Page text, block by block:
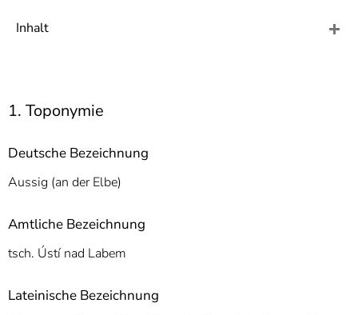
Inhalt
1. Toponymie
Deutsche Bezeichnung
Aussig (an der Elbe)
Amtliche Bezeichnung
tsch. Ústí nad Labem
Lateinische Bezeichnung